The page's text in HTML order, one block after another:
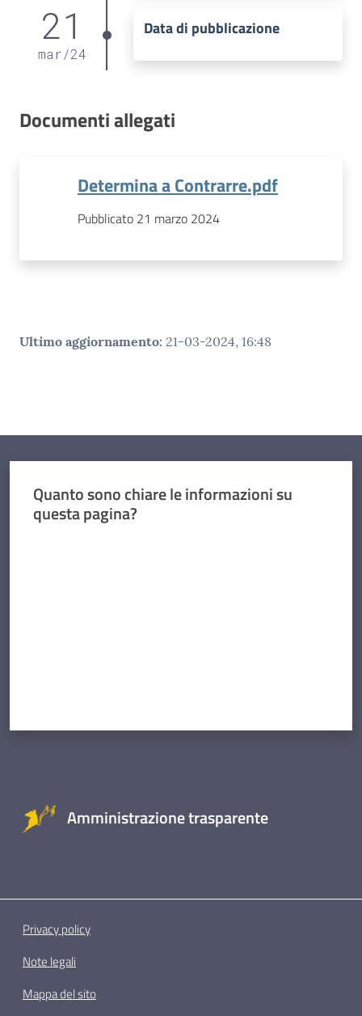
21
mar/24
Data di pubblicazione
Documenti allegati
Determina a Contrarre.pdf
Pubblicato 21 marzo 2024
Ultimo aggiornamento: 21-03-2024, 16:48
Quanto sono chiare le informazioni su
questa pagina?
Amministrazione trasparente
Privacy policy
Note legali
Mappa del sito